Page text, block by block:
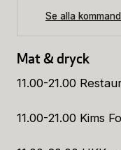
Se alla
Mat & dryck
11.00-21.00
11.00-21.00 Kims